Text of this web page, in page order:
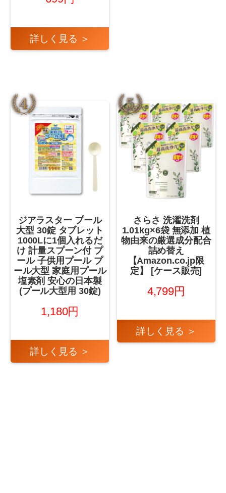
詳しく見る ＞
ジアラスター プール
大型 30錠 タブレット
1000Lに1個入れるだ
け 計量スプーン付 プ
ール 子供用プール プ
ール大型 家庭用プール
塩素剤 安心の日本製
(プール大型用 30錠)
1,180円
詳しく見る ＞
さらさ 洗濯洗剤
1.01kg×6袋 無添加 植
物由来の厳選成分配合
詰め替え
【Amazon.co.jp限
定】 [ケース販売]
4,799円
詳しく見る ＞